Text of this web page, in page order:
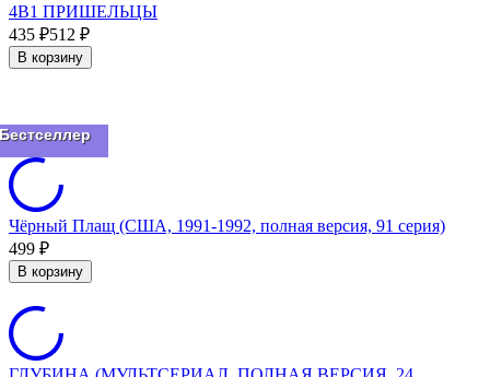
4В1 ПРИШЕЛЬЦЫ
435 ₽512 ₽
В корзину
Бестселлер
Чёрный Плащ (США, 1991-1992, полная версия, 91 серия)
499 ₽
В корзину